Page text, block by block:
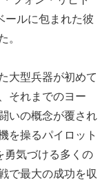
ールに包まれた彼
。
大型兵器が初めて
それまでのヨー
いの概念が覆され
を操るパイロット
勇気づける多くの
で最大の成功を収